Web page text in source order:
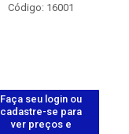
Código: 16001
Faça seu login ou
cadastre-se para
ver preços e